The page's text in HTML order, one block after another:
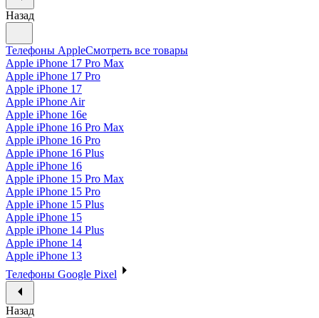
Назад
Телефоны AppleСмотреть все товары
Apple iPhone 17 Pro Max
Apple iPhone 17 Pro
Apple iPhone 17
Apple iPhone Air
Apple iPhone 16e
Apple iPhone 16 Pro Max
Apple iPhone 16 Pro
Apple iPhone 16 Plus
Apple iPhone 16
Apple iPhone 15 Pro Max
Apple iPhone 15 Pro
Apple iPhone 15 Plus
Apple iPhone 15
Apple iPhone 14 Plus
Apple iPhone 14
Apple iPhone 13
Телефоны Google Pixel
Назад